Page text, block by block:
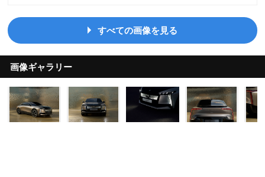
すべての画像を見る
画像ギャラリー